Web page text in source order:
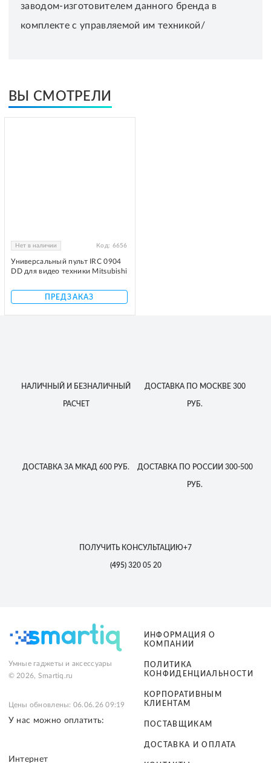
заводом-изготовителем данного бренда в
комплекте с управляемой им техникой/
ВЫ СМОТРЕЛИ
Нет в наличии Код: 6656
Универсальный пульт IRC 0904
DD для видео техники Mitsubishi
ПРЕДЗАКАЗ
НАЛИЧНЫЙ И БЕЗНАЛИЧНЫЙ
РАСЧЕТ
ДОСТАВКАПО МОСКВЕ 300
РУБ.
ДОСТАВКА ЗА МКАД 600 РУБ. ДОСТАВКАПО РОССИИ 300-500
РУБ.
ПОЛУЧИТЬ КОНСУЛЬТАЦИЮ+7
(495)320 05 20
Умные гаджеты и аксессуары
© 2026, Smartiq.ru
Цены обновлены: 06.06.26 09:19
У нас можно оплатить:
Интернет
ИНФОРМАЦИЯ О
КОМПАНИИ
ПОЛИТИКА
КОНФИДЕНЦИАЛЬНОСТИ
КОРПОРАТИВНЫМ
КЛИЕНТАМ
ПОСТАВЩИКАМ
ДОСТАВКА И ОПЛАТА